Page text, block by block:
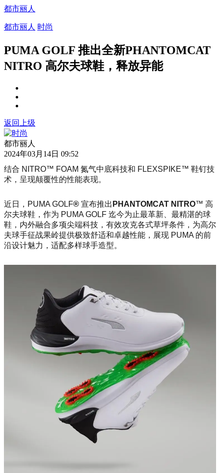
都市丽人
都市丽人 时尚
PUMA GOLF 推出全新PHANTOMCAT
NITRO 高尔夫球鞋，释放异能
返回上级
都市丽人
2024年03月14日 09:52
结合 NITRO™ FOAM 氮气中底科技和 FLEXSPIKE™ 鞋钉技
术，呈现颠覆性的性能表现。
近日，PUMA GOLF® 宣布推出 PHANTOMCAT NITRO™ 高
尔夫球鞋，作为 PUMA GOLF 迄今为止最革新、最精湛的球
鞋，内外融合多项尖端科技，有效攻克各式草坪条件，为高尔
夫球手征战果岭提供极致舒适和卓越性能，展现 PUMA 的前
沿设计魅力，适配多样球手造型。